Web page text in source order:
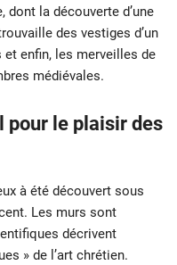
dont la découverte d’une
des vestiges d’un
et enfin, les merveilles de
médiévales.
pour le plaisir des
à été découvert sous
Les murs sont
décrivent
» de l’art chrétien.